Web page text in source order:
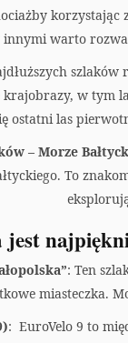
innymi warto
w tym
ostatni las
– Morze
To
: Ten
miasteczka.
: EuroVelo 9 to